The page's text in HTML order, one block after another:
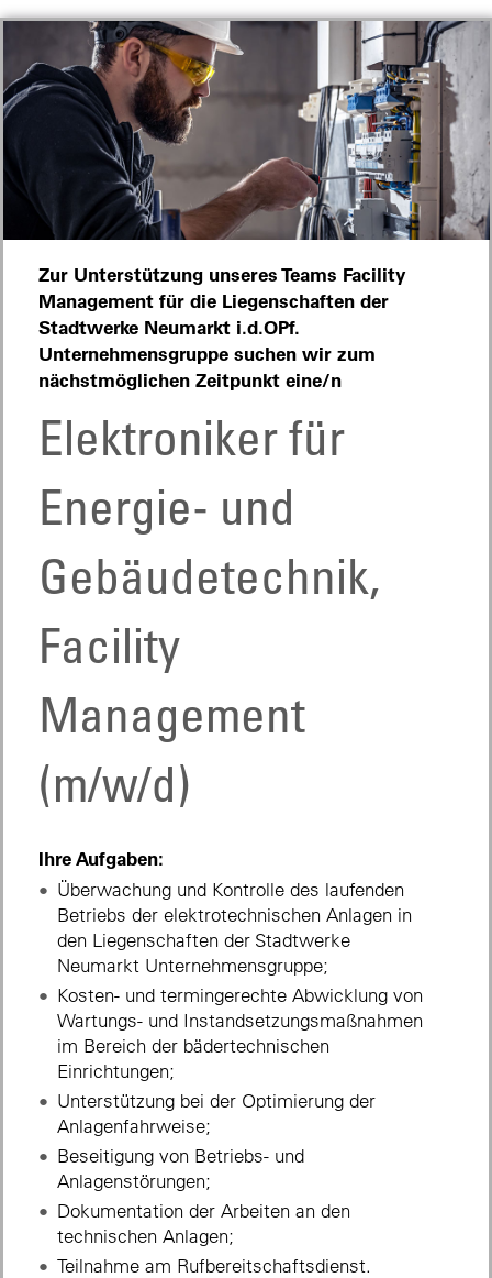
Zur Unterstützung unseres Teams Facility
Management für die Liegenschaften der
Stadtwerke Neumarkt i.d.OPf.
Unternehmensgruppe suchen wir zum
nächstmöglichen Zeitpunkt eine/n
Elektroniker für
Energie- und
Gebäudetechnik,
Facility
Management
(m/w/d)
Ihre Aufgaben:
Überwachung und Kontrolle des laufenden
Betriebs der elektrotechnischen Anlagen in
den Liegenschaften der Stadtwerke
Neumarkt Unternehmensgruppe;
Kosten- und termingerechte Abwicklung von
Wartungs- und Instandsetzungsmaßnahmen
im Bereich der bädertechnischen
Einrichtungen;
Unterstützung bei der Optimierung der
Anlagenfahrweise;
Beseitigung von Betriebs- und
Anlagenstörungen;
Dokumentation der Arbeiten an den
technischen Anlagen;
Teilnahme am Rufbereitschaftsdienst.